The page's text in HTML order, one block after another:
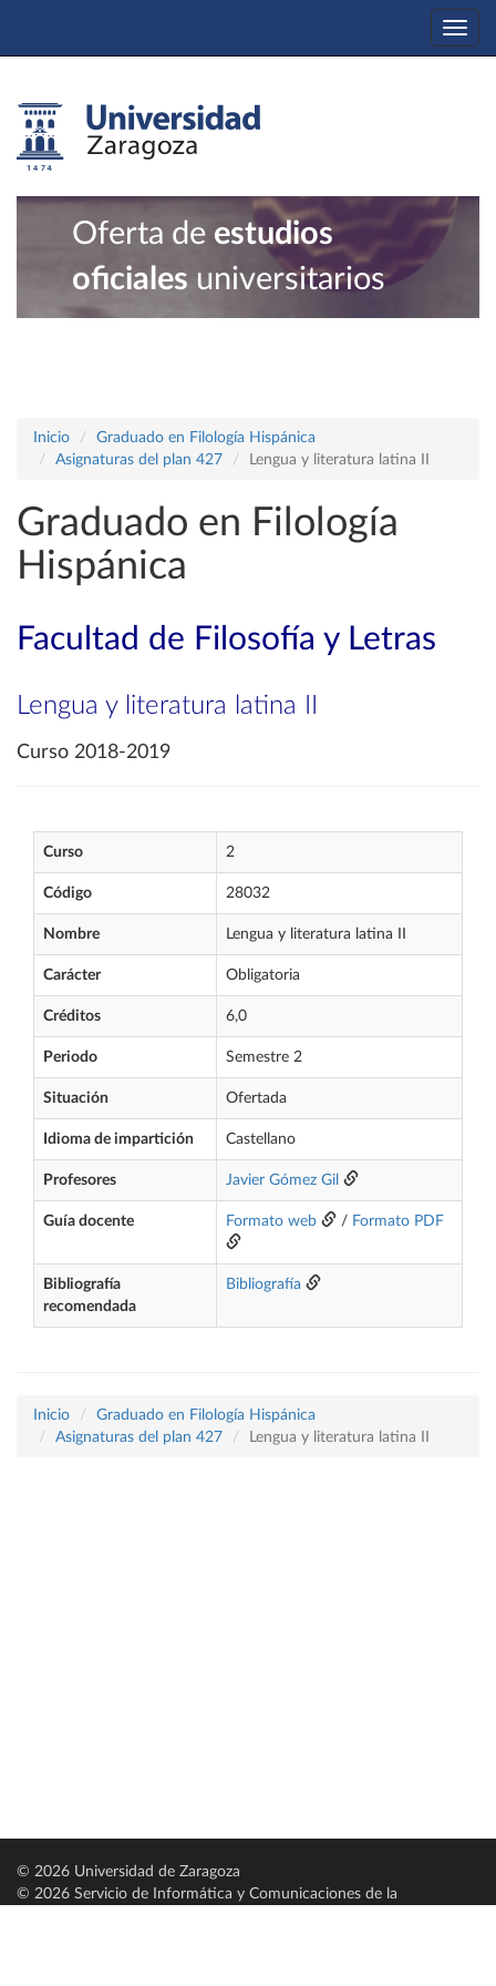
Oferta de estudios
oficiales universitarios
Inicio
Graduado en Filología Hispánica
Asignaturas del plan 427
Lengua y literatura latina II
Graduado en Filología
Hispánica
Facultad de Filosofía y Letras
Lengua y literatura latina II
Curso 2018-2019
Curso 2
Código 28032
Nombre Lengua y literatura latina II
Carácter Obligatoria
Créditos 6,0
Periodo Semestre 2
Situación Ofertada
Idioma de impartición Castellano
Profesores Javier Gómez Gil
Guía docente Formato web / Formato PDF
Bibliografía
recomendada
Bibliografía
Inicio
Graduado en Filología Hispánica
Asignaturas del plan 427
Lengua y literatura latina II
© 2026 Universidad de Zaragoza
© 2026 Servicio de Informática y Comunicaciones de la